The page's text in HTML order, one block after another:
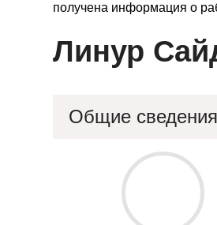
получена информация о
Линур
Общие сведения